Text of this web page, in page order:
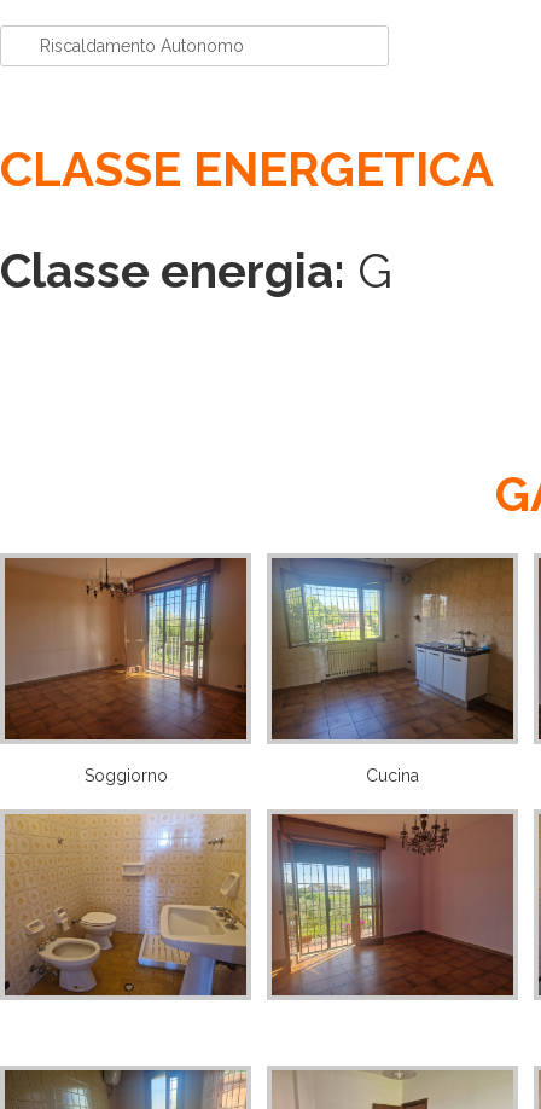
Riscaldamento Autonomo
CLASSE ENERGETICA
Classe energia: G
Soggiorno Cucina